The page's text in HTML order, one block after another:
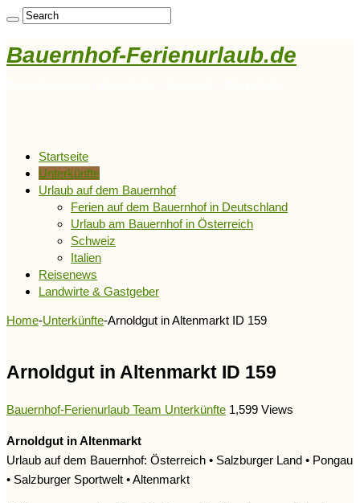
Bauernhof-Ferienurlaub.de
Startseite
Unterkünfte
Urlaub auf dem Bauernhof
Ferien auf dem Bauernhof in Deutschland
Urlaub am Bauernhof in Österreich
Schweiz
Italien
Reisenews
Landwirte & Gastgeber
Home-Unterkünfte-Arnoldgut in Altenmarkt ID 159
Arnoldgut in Altenmarkt ID 159
Bauernhof-Ferienurlaub Team Unterkünfte 1,599 Views
Arnoldgut in Altenmarkt
Urlaub auf dem Bauernhof: Österreich • Salzburger Land • Pongau
• Salzburger Sportwelt • Altenmarkt